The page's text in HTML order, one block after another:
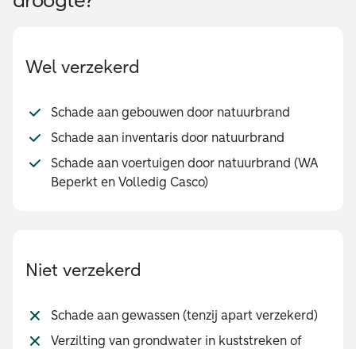
Wel verzekerd
Schade aan gebouwen door natuurbrand
Schade aan inventaris door natuurbrand
Schade aan voertuigen door natuurbrand (WA
Beperkt en Volledig Casco)
Niet verzekerd
Schade aan gewassen (tenzij apart verzekerd)
Verzilting van grondwater in kuststreken of